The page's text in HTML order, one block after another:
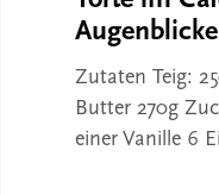
Augenblicke
Zutaten Teig:
Butter 270g
einer Vanille 6